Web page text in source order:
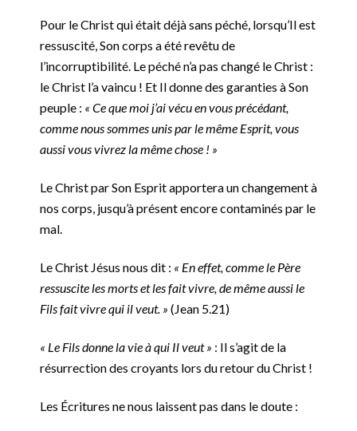
Pour le Christ qui était déjà sans péché, lorsqu’Il est
ressuscité, Son corps a été revêtu de
l’incorruptibilité. Le péché n’a pas changé le Christ :
le Christ l’a vaincu ! Et Il donne des garanties à Son
peuple : « Ce que moi j’ai vécu en vous précédant,
comme nous sommes unis par le même Esprit, vous
aussi vous vivrez la même chose ! »
Le Christ par Son Esprit apportera un changement à
nos corps, jusqu’à présent encore contaminés par le
mal.
Le Christ Jésus nous dit : « En effet, comme le Père
ressuscite les morts et les fait vivre, de même aussi le
Fils fait vivre qui il veut. » (Jean 5.21)
« Le Fils donne la vie à qui Il veut » : Il s’agit de la
résurrection des croyants lors du retour du Christ !
Les Écritures ne nous laissent pas dans le doute :